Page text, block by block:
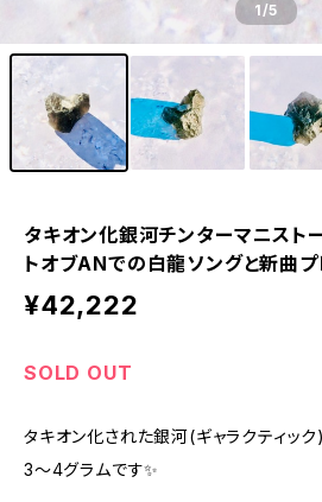
1/5
タキオン化銀河チンターマニスト
トオブANでの白龍ソングと新曲プ
¥42,222
SOLD OUT
タキオン化された銀河(ギャラクティッ
3〜4グラムです✨